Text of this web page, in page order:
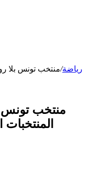
رياضة/منتخب تونس بلا
منتخب تونس